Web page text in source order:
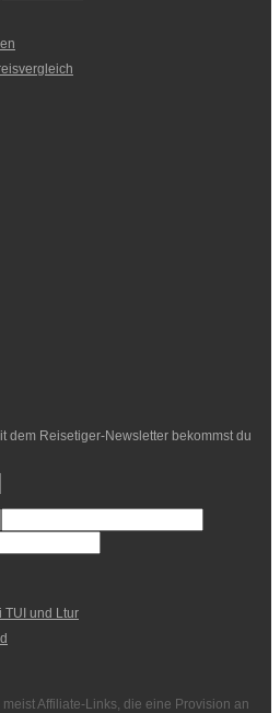
dem Reisetiger-Newsletter bekommst du
TUI und Ltur
Affiliate-Links, die eine Provision an